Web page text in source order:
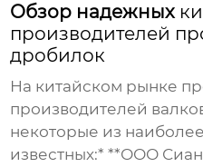
Обзор надежных
производителей
дробилок
На китайском рынке
производителей
некоторые из
известных:* **ООО